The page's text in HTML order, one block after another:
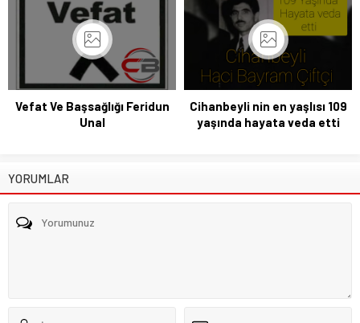
Vefat Ve Başsağlığı Feridun
Unal
Cihanbeyli nin en yaşlısı 109
yaşında hayata veda etti
YORUMLAR